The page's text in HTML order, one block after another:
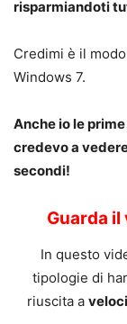
risparmiandoti
Credimi è il
Windows 7.
Anche io le
credevo a
secondi!
Guarda il
In questo
tipologie di
riuscita a